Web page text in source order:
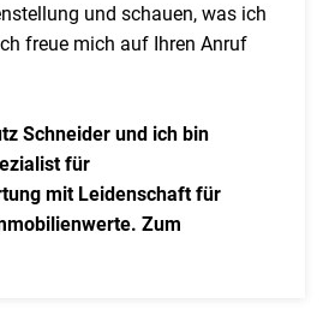
und schauen, was ich
freue mich auf Ihren Anruf
Schneider und ich bin
für
mit Leidenschaft für
Zum